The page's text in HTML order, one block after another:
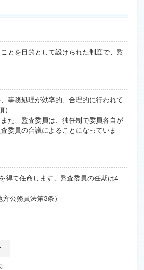
とを目的として設けられた制度で、監
事務処理が効率的、合理的に行われて
た、監査委員は、独任制で委員各自が
委員の合議によることになっていま
得て任命します。監査委員の任期は4
公務員法第3条）